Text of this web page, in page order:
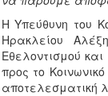
Η Υπεύθυνη του
Ηρακλείου
Εθελοντισμού
προς το
αποτελεσματική